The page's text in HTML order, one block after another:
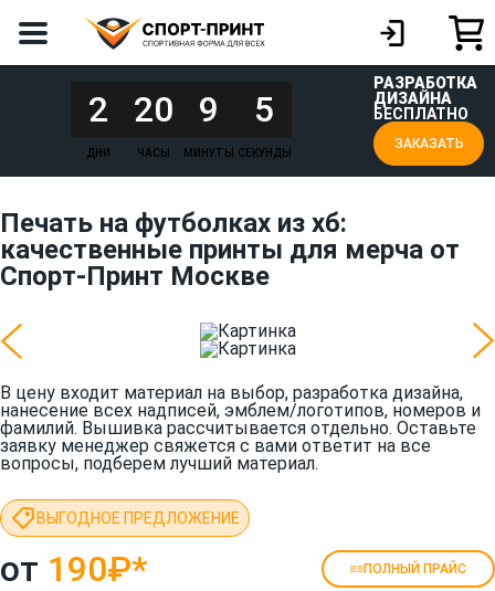
2
ДНИ
20
ЧАСЫ
9
МИНУТЫ
5
СЕКУНДЫ
РАЗРАБОТКА
ДИЗАЙНА
БЕСПЛАТНО
ЗАКАЗАТЬ
Печать на футболках из хб:
качественные принты для мерча от
Спорт-Принт Москве
В цену входит материал на выбор, разработка дизайна,
нанесение всех надписей, эмблем/логотипов, номеров и
фамилий. Вышивка рассчитывается отдельно. Оставьте
заявку менеджер свяжется с вами ответит на все
вопросы, подберем лучший материал.
ВЫГОДНОЕ ПРЕДЛОЖЕНИЕ
от 190₽* ПОЛНЫЙ ПРАЙС